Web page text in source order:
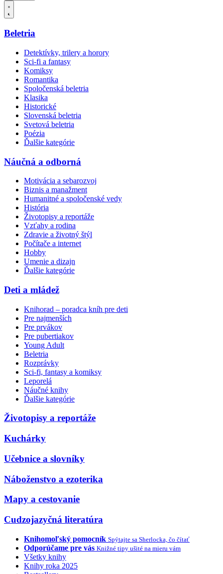
Beletria
Detektívky, trilery a horory
Sci-fi a fantasy
Komiksy
Romantika
Spoločenská beletria
Klasika
Historické
Slovenská beletria
Svetová beletria
Poézia
Ďalšie kategórie
Náučná a odborná
Motivácia a sebarozvoj
Biznis a manažment
Humanitné a spoločenské vedy
História
Životopisy a reportáže
Vzťahy a rodina
Zdravie a životný štýl
Počítače a internet
Hobby
Umenie a dizajn
Ďalšie kategórie
Deti a mládež
Knihorad – poradca kníh pre deti
Pre najmenších
Pre prvákov
Pre pubertiakov
Young Adult
Beletria
Rozprávky
Sci-fi, fantasy a komiksy
Leporelá
Náučné knihy
Ďalšie kategórie
Životopisy a reportáže
Kuchárky
Učebnice a slovníky
Náboženstvo a ezoterika
Mapy a cestovanie
Cudzojazyčná literatúra
Knihomoľský pomocník Spýtajte sa Sherlocka, čo čítať
Odporúčame pre vás Knižné tipy ušité na mieru vám
Všetky knihy
Knihy roka 2025